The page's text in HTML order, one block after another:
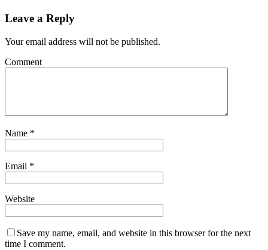
Leave a Reply
Your email address will not be published.
Comment
Name *
Email *
Website
Save my name, email, and website in this browser for the next
time I comment.